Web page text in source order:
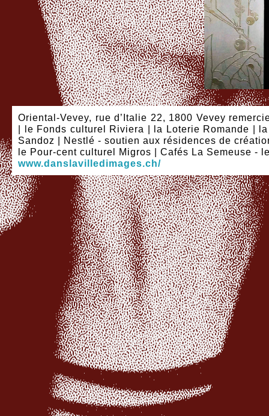
Oriental-Vevey, rue d’Italie 22, 1800 Vevey
| le Fonds culturel Riviera | la Loterie Romande |
Sandoz | Nestlé - soutien aux résidences de
le Pour-cent culturel Migros | Cafés La Semeuse -
www.danslavilledimages.ch/